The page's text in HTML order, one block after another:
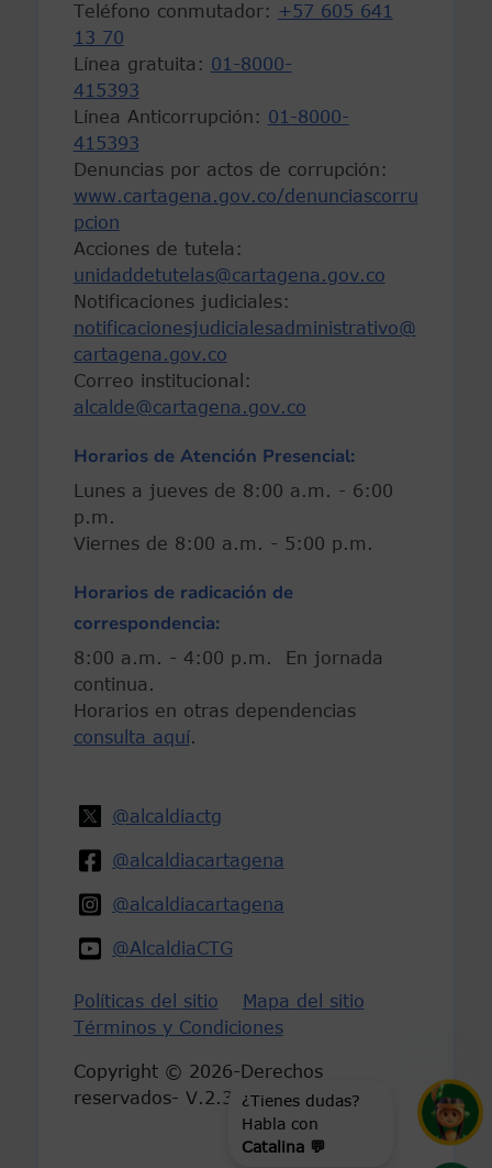
¿Tienes dudas?
Habla con
Catalina 💬
Teléfono conmutador: +57 605 641
13 70
Línea gratuita: 01-8000-
415393
Línea Anticorrupción: 01-8000-
415393
Denuncias por actos de corrupción:
www.cartagena.gov.co/denunciascorru
pcion
Acciones de tutela:
unidaddetutelas@cartagena.gov.co
Notificaciones judiciales:
notificacionesjudicialesadministrativo@
cartagena.gov.co
Correo institucional:
alcalde@cartagena.gov.co
Horarios de Atención Presencial:
Lunes a jueves de 8:00 a.m. - 6:00
p.m.
Viernes de 8:00 a.m. - 5:00 p.m.
Horarios de radicación de
correspondencia:
8:00 a.m. - 4:00 p.m. En jornada
continua.
Horarios en otras dependencias
consulta aquí.
@alcaldiactg
@alcaldiacartagena
@alcaldiacartagena
@AlcaldiaCTG
Políticas del sitio
Mapa del sitio
Términos y Condiciones
Copyright © 2026-Derechos
reservados- V.2.3